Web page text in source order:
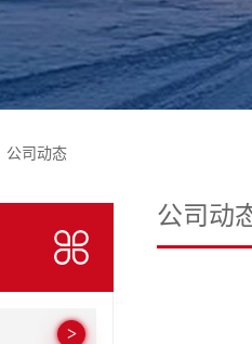
公司动态
公司动